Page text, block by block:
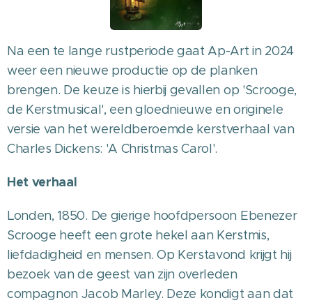
Na een te lange rustperiode gaat Ap-Art in 2024
weer een nieuwe productie op de planken
brengen. De keuze is hierbij gevallen op 'Scrooge,
de Kerstmusical', een gloednieuwe en originele
versie van het wereldberoemde kerstverhaal van
Charles Dickens: 'A Christmas Carol'.
Het verhaal
Londen, 1850. De gierige hoofdpersoon Ebenezer
Scrooge heeft een grote hekel aan Kerstmis,
liefdadigheid en mensen. Op Kerstavond krijgt hij
bezoek van de geest van zijn overleden
compagnon Jacob Marley. Deze kondigt aan dat